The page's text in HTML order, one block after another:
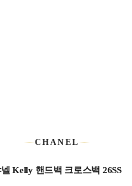
CHANEL
Kelly 핸드백 크로스백 26SS